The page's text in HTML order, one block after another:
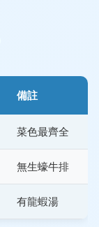
備註
菜色最齊全
無生蠔牛排
有龍蝦湯